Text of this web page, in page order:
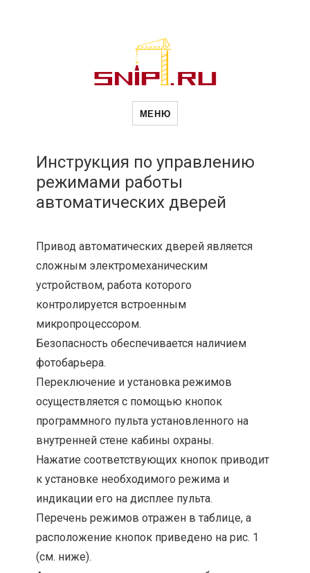
Новости
и
рубрики
МЕНЮ
Инструкция по управлению
режимами работы
автоматических дверей
Привод автоматических дверей является
сложным электромеханическим
устройством, работа которого
контролируется встроенным
микропроцессором.
Безопасность обеспечивается наличием
фотобарьера.
Переключение и установка режимов
осуществляется с помощью кнопок
программного пульта установленного на
внутренней стене кабины охраны.
Нажатие соответствующих кнопок приводит
к установке необходимого режима и
индикации его на дисплее пульта.
Перечень режимов отражен в таблице, а
расположение кнопок приведено на рис. 1
(см. ниже).